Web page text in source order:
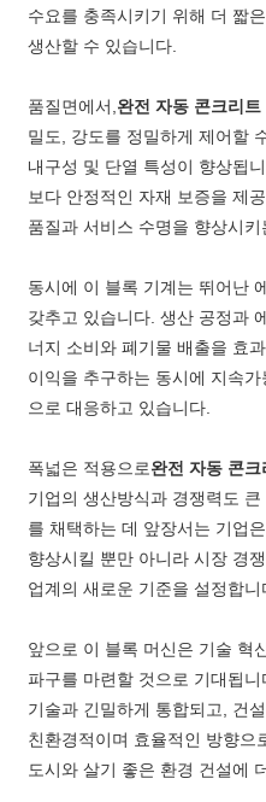
수요를 충족시키기 위해 더 짧
생산할 수 있습니다.
품질면에서,완전 자동 콘크리트
밀도, 강도를 정밀하게 제어할
내구성 및 단열 특성이 향상됩
보다 안정적인 자재 보증을 제
품질과 서비스 수명을 향상시
동시에 이 블록 기계는 뛰어난
갖추고 있습니다. 생산 공정과
너지 소비와 폐기물 배출을 효
이익을 추구하는 동시에 지속
으로 대응하고 있습니다.
폭넓은 적용으로완전 자동 콘
기업의 생산방식과 경쟁력도
를 채택하는 데 앞장서는 기업
향상시킬 뿐만 아니라 시장 경
업계의 새로운 기준을 설정합니
앞으로 이 블록 머신은 기술 혁
파구를 마련할 것으로 기대됩
기술과 긴밀하게 통합되고, 건
친환경적이며 효율적인 방향으
도시와 살기 좋은 환경 건설에